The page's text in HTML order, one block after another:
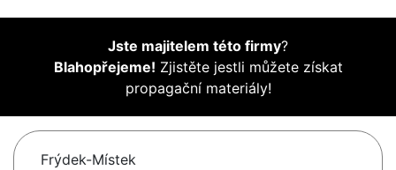
Jste majitelem této firmy?
Blahopřejeme! Zjistěte jestli můžete získat
propagační materiály!
Frýdek-Místek